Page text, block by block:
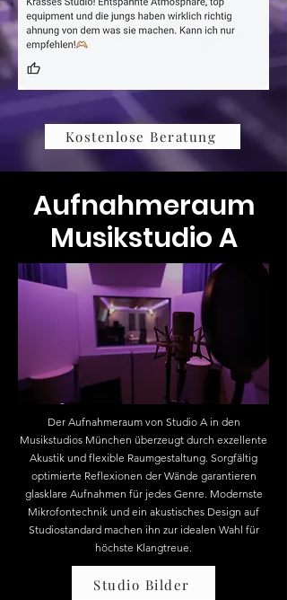
Kostenlose Beratung
Aufnahmeraum
Musikstudio A
Der Aufnahmeraum von Studio A in den
Musikstudios München überzeugt durch exzellente
Akustik und flexible Raumgestaltung. Sorgfältig
optimierte Reflexionen der Wände garantieren
glasklare Aufnahmen für jedes Genre. Modernste
Mikrofontechnik und ein akustisches Design auf
Studiostandard machen ihn zur idealen Wahl für
höchste Klangtreue.
Studio Bilder